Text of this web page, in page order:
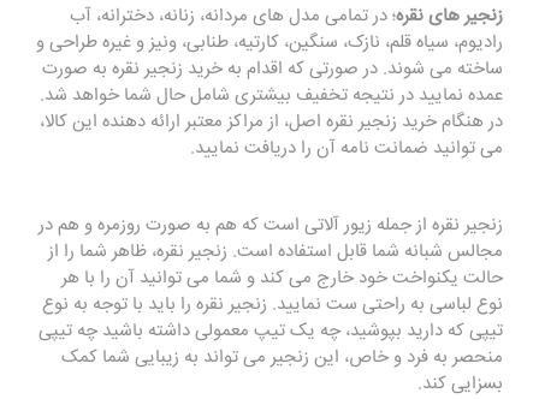
زنجیر های نقره؛ در تمامی مدل های مردانه، زنانه، دخترانه، آب
رادیوم، سیاه قلم، نازک، سنگین، کارتیه، طنابی، ونیز و غیره طراحی و
ساخته می شوند. در صورتی که اقدام به خرید زنجیر نقره به صورت
عمده نمایید در نتیجه تخفیف بیشتری شامل حال شما خواهد شد.
در هنگام خرید زنجیر نقره اصل، از مراکز معتبر ارائه دهنده این کالا،
می توانید ضمانت نامه آن را دریافت نمایید.
زنجیر نقره از جمله زیور آلاتی است که هم به صورت روزمره و هم در
مجالس شبانه شما قابل استفاده است. زنجیر نقره، ظاهر شما را از
حالت یکنواخت خود خارج می کند و شما می توانید آن را با هر
نوع لباسی به راحتی ست نمایید. زنجیر نقره را باید با توجه به نوع
تیپی که دارید بپوشید، چه یک تیپ معمولی داشته باشید چه تیپی
منحصر به فرد و خاص، این زنجیر می تواند به زیبایی شما کمک
بسزایی کند.